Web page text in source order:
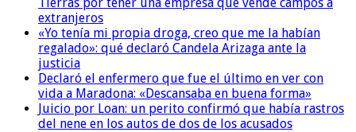
extranjeros
«Yo tenía mi propia droga, creo que me la habían
regalado»: qué declaró Candela Arizaga ante la
justicia
Declaró el enfermero que fue el último en ver con
vida a Maradona: «Descansaba en buena forma»
Juicio por Loan: un perito confirmó que había rastros
del nene en los autos de dos de los acusados